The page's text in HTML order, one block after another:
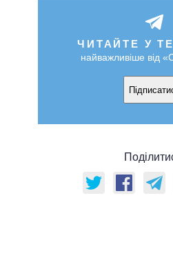
ЧИТАЙТЕ У
найважливіше від